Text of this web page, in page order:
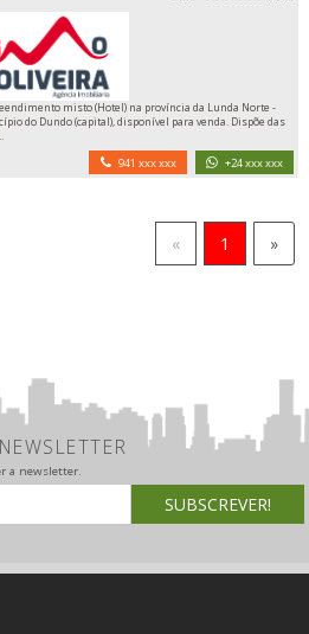
misto (Hotel) na província da Lunda Norte -
do Dundo (capital), disponível para venda. Dispõe das
941 xxx xxx +24 xxx xxx
« 1 »
a newsletter.